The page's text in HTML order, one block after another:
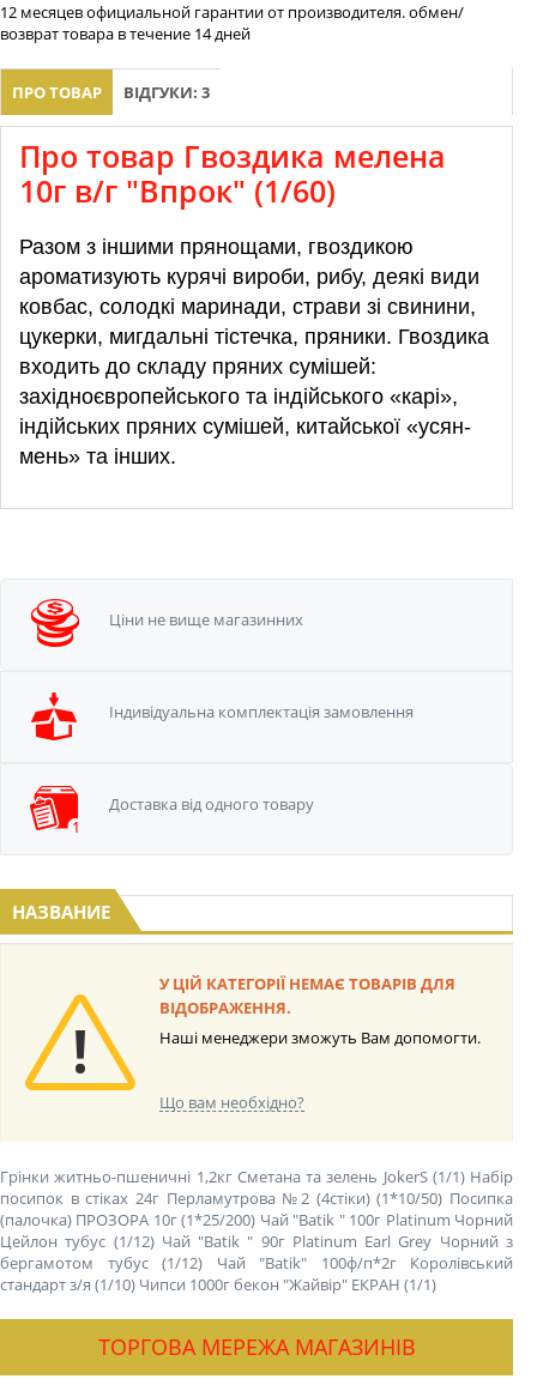
12 месяцев официальной гарантии от производителя. обмен/
возврат товара в течение 14 дней
ПРО ТОВАР ВІДГУКИ: 3
Про товар Гвоздика мелена
10г в/г "Впрок" (1/60)
Разом з іншими прянощами, гвоздикою
ароматизують курячі вироби, рибу, деякі види
ковбас, солодкі маринади, страви зі свинини,
цукерки, мигдальні тістечка, пряники. Гвоздика
входить до складу пряних сумішей:
західноєвропейського та індійського «карі»,
індійських пряних сумішей, китайської «усян-
мень» та інших.
Ціни не вище магазинних
Iндивідуальна комплектація замовлення
Доставка від одного товару
НАЗВАНИЕ
У ЦІЙ КАТЕГОРІЇ НЕМАЄ ТОВАРІВ ДЛЯ
ВІДОБРАЖЕННЯ.
Наші менеджери зможуть Вам допомогти.
Що вам необхідно?
Грінки житньо-пшеничні 1,2кг Сметана та зелень JokerS (1/1) Набір
посипок в стіках 24г Перламутрова №2 (4стіки) (1*10/50) Посипка
(палочка) ПРОЗОРА 10г (1*25/200) Чай "Batik " 100г Platinum Чорний
Цейлон тубус (1/12) Чай "Batik " 90г Platinum Earl Grey Чорний з
бергамотом тубус (1/12)
Чай "Batik" 100ф/п*2г Королівський
стандарт з/я (1/10) Чипси 1000г бекон "Жайвір" ЕКРАН (1/1)
ТОРГОВА МЕРЕЖА МАГАЗИНІВ